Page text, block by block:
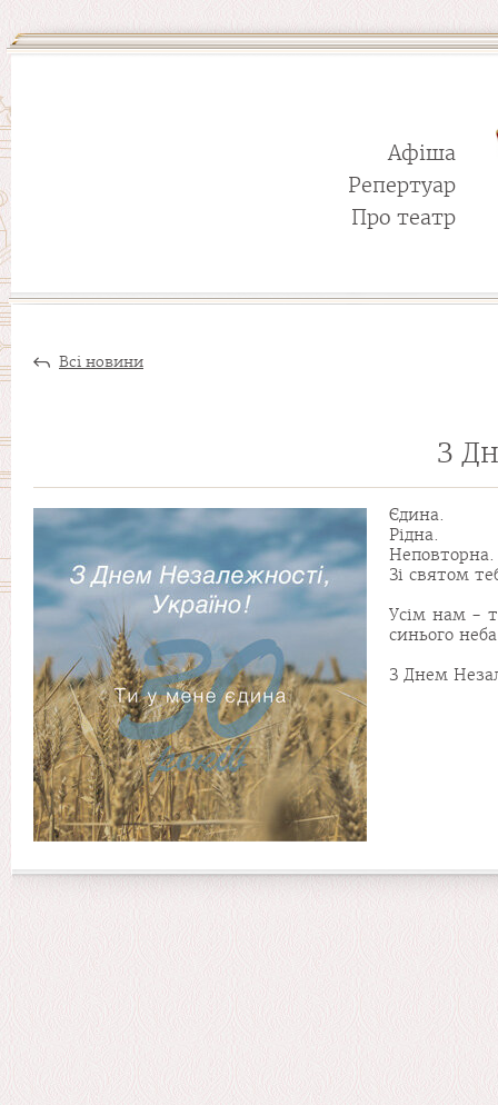
Афіша
Репертуар
Про театр
Всі новини
З
Єдина.
Рідна.
Неповторна.
Зі святом
Усім нам -
синього
З Днем